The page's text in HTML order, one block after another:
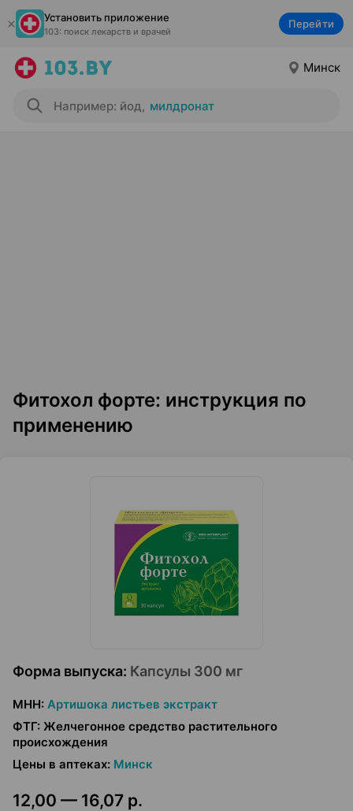
Установить приложение
103: поиск лекарств и врачей
Перейти
Минск
Например: йод, милдронат
Фитохол форте: инструкция по
применению
Форма выпуска: Капсулы 300 мг
МНН: Артишока листьев экстракт
ФТГ: Желчегонное средство растительного
происхождения
Цены в аптеках: Минск
12,00 — 16,07 р.